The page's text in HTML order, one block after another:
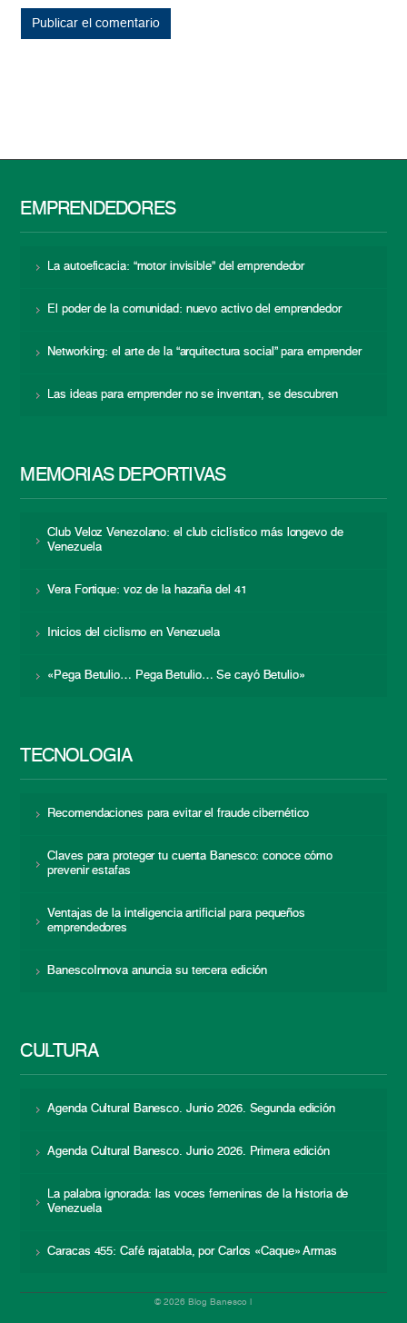
EMPRENDEDORES
La autoeficacia: “motor invisible” del emprendedor
El poder de la comunidad: nuevo activo del emprendedor
Networking: el arte de la “arquitectura social” para emprender
Las ideas para emprender no se inventan, se descubren
MEMORIAS DEPORTIVAS
Club Veloz Venezolano: el club ciclístico más longevo de
Venezuela
Vera Fortique: voz de la hazaña del 41
Inicios del ciclismo en Venezuela
«Pega Betulio… Pega Betulio… Se cayó Betulio»
TECNOLOGÍA
Recomendaciones para evitar el fraude cibernético
Claves para proteger tu cuenta Banesco: conoce cómo
prevenir estafas
Ventajas de la inteligencia artificial para pequeños
emprendedores
BanescoInnova anuncia su tercera edición
CULTURA
Agenda Cultural Banesco. Junio 2026. Segunda edición
Agenda Cultural Banesco. Junio 2026. Primera edición
La palabra ignorada: las voces femeninas de la historia de
Venezuela
Caracas 455: Café rajatabla, por Carlos «Caque» Armas
© 2026 Blog Banesco |